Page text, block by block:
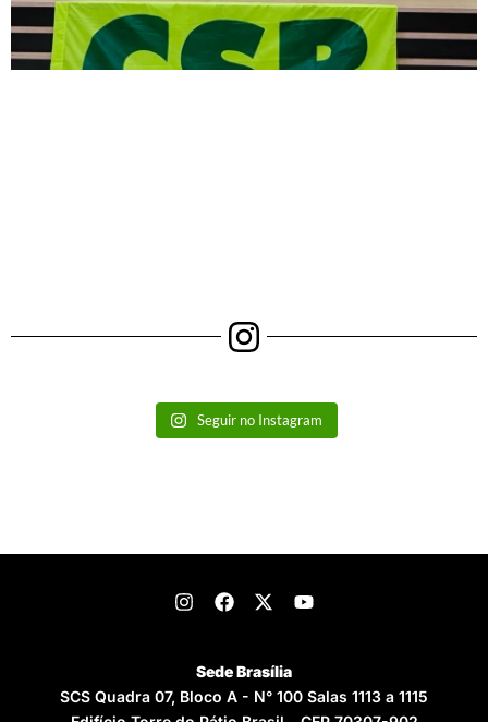
Seguir no Instagram
Sede Brasília
SCS Quadra 07, Bloco A - N° 100 Salas 1113 a 1115